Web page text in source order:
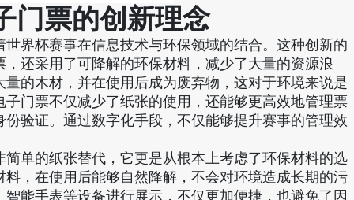
门票的创新理念
界杯赛事在信息技术与环保领域的结合。这种创新的
还采用了可降解的环保材料，减少了大量的资源浪
的木材，并在使用后成为废弃物，这对于环境来说是
门票不仅减少了纸张的使用，还能够更高效地管理票
验证。通过数字化手段，不仅能够提升赛事的管理效
单的纸张替代，它更是从根本上考虑了环保材料的选
，在使用后能够自然降解，不会对环境造成长期的污
能手表等设备进行展示，不仅更加便捷，也避免了因